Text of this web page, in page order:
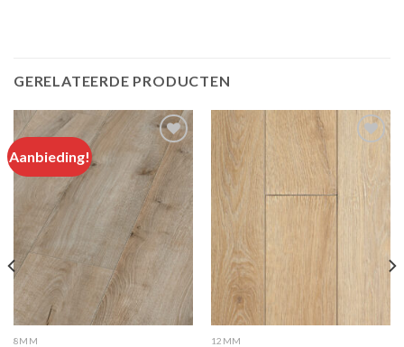
GERELATEERDE PRODUCTEN
Aanbieding!
Add to
wishlist
8MM
Add to
wishlist
12MM